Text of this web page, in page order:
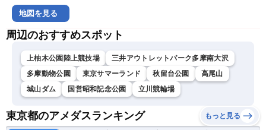
地図を見る
周辺のおすすめスポット
上柚木公園陸上競技場
三井アウトレットパーク多摩南大沢
多摩動物公園
東京サマーランド 秋留台公園
高尾山
城山ダム
国営昭和記念公園 立川競輪場
東京都のアメダスランキング もっと見る